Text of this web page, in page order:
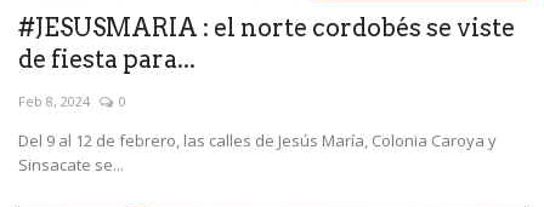
#JESUSMARIA : el norte cordobés se viste
de fiesta para...
Feb 8, 2024 0
Del 9 al 12 de febrero, las calles de Jesús María, Colonia Caroya y
Sinsacate se...